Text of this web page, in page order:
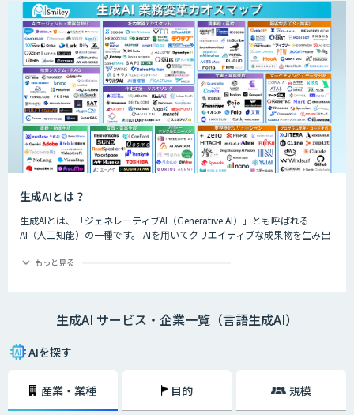
生成AIとは？
生成AIとは、「ジェネレーティブAI（Generative AI）」とも呼ばれる
AI（人工知能）の一種です。 AIを用いてクリエイティブな成果物を生み出
グラムのコード、文章など多岐にわたります。
もっと見る
生成AI サービス・企業一覧（言語生成AI）
AIを探す
産業・業種 目的 規模